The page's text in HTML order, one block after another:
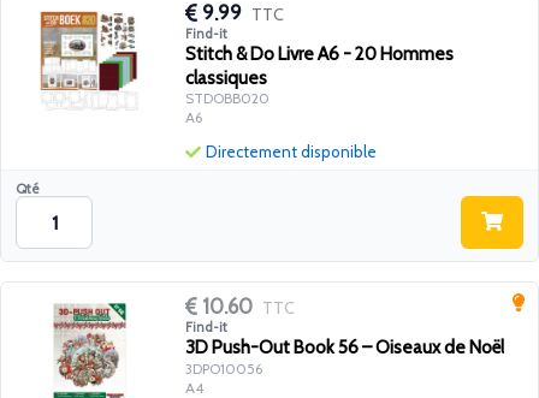
9.99 TTC
Find-it
Stitch & Do Livre A6 - 20 Hommes
classiques
STDOBB020
A6
Qté
Directement disponible
10.60 TTC
Find-it
3D Push-Out Book 56 – Oiseaux de Noël
3DPO10056
A4